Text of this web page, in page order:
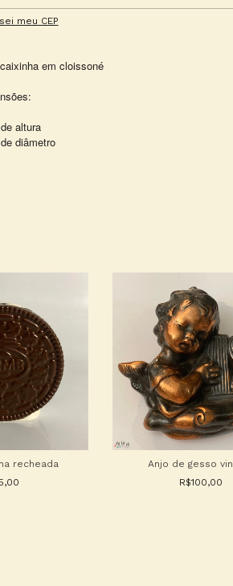
meu CEP
em cloissoné
altura
diâmetro
recheada
Anjo de gesso
R$100,00